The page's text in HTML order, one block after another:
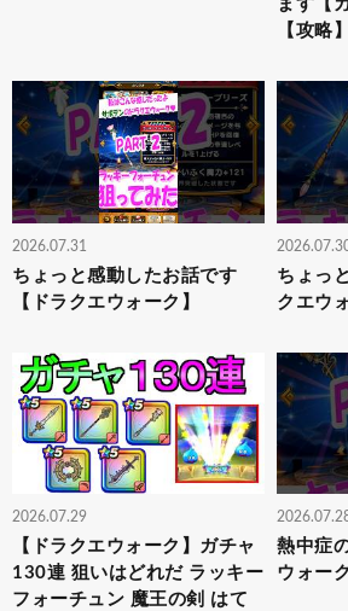
ます【
【攻略
2026.07.31
ちょっと感動したお話です
【ドラクエウォーク】
ちょっ
クエウ
2026.07.29
【ドラクエウォーク】ガチャ
130連 狙いはどれだ ラッキー
フォーチュン 魔王の剣 はて
熱中症
ウォーク